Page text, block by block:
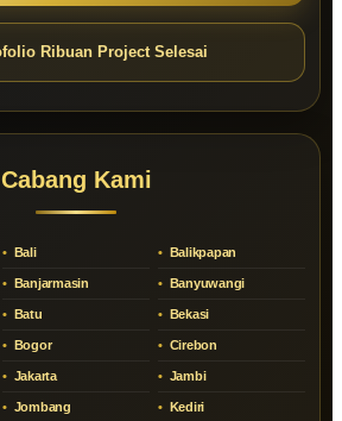
Ribuan Project Selesai
Cabang Kami
Bali Balikpapan
Banjarmasin Banyuwangi
Batu Bekasi
Bogor Cirebon
Jakarta Jambi
Jombang Kediri